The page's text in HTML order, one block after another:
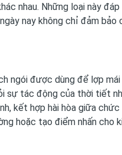
nhau. Những loại này
nay không chỉ đảm
ngói được dùng để lợp
sự tác động của thời tiết
kết hợp hài hòa giữa chức
hoặc tạo điểm nhấn cho